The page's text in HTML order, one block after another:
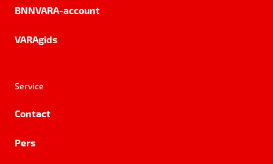
BNNVARA-account
VARAgids
Service
Contact
Pers